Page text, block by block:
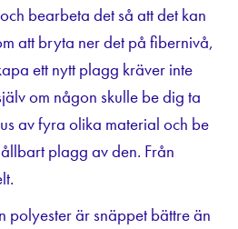
bearbeta det så att det kan
att bryta ner det på fibernivå,
ett nytt plagg kräver inte
om någon skulle be dig ta
av fyra olika material och be
plagg av den. Från
polyester är snäppet bättre än